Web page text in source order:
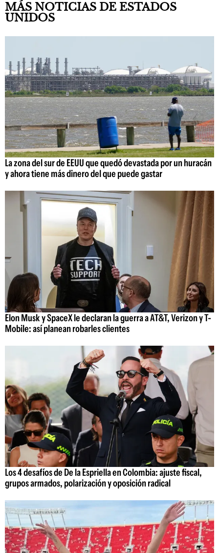
MÁS NOTICIAS DE ESTADOS
UNIDOS
La zona del sur de EEUU que quedó devastada por un huracán
y ahora tiene más dinero del que puede gastar
Elon Musk y SpaceX le declaran la guerra a AT&T, Verizon y T-
Mobile: así planean robarles clientes
Los 4 desafíos de De la Espriella en Colombia: ajuste fiscal,
grupos armados, polarización y oposición radical